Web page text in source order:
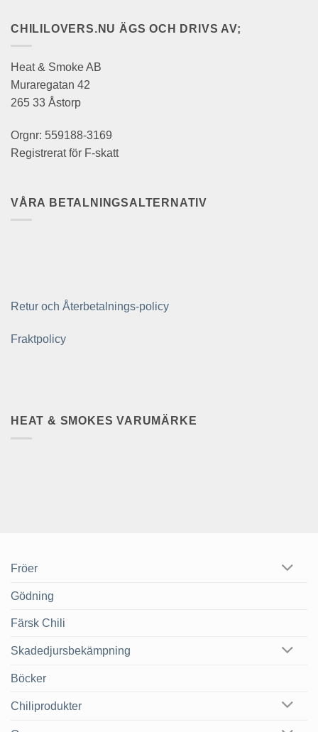
CHILILOVERS.NU ÄGS OCH DRIVS AV;
Heat & Smoke AB
Muraregatan 42
265 33 Åstorp
Orgnr: 559188-3169
Registrerat för F-skatt
VÅRA BETALNINGSALTERNATIV
Retur och Återbetalnings-policy
Fraktpolicy
HEAT & SMOKES VARUMÄRKE
Fröer
Gödning
Färsk Chili
Skadedjursbekämpning
Böcker
Chiliprodukter